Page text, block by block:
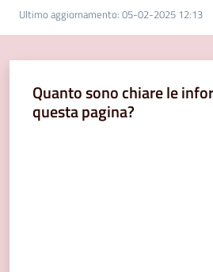
Servizi
segnalazioni
Ultimo aggiornamento: 05-02-2025 12:13
Quanto sono chiare le
questa pagina?